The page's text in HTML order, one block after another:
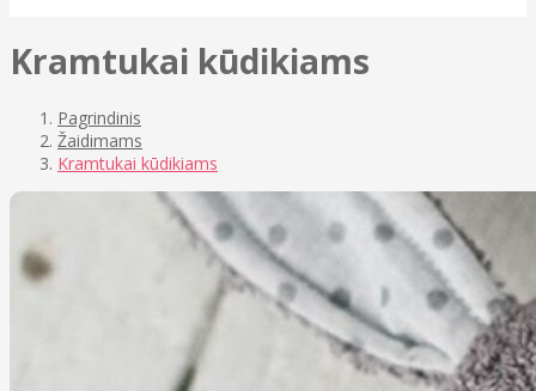
Kramtukai kūdikiams
Pagrindinis
Žaidimams
Kramtukai kūdikiams